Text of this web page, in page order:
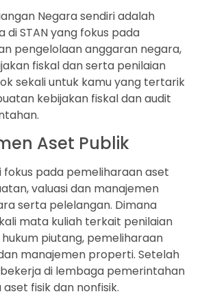
Negara sendiri adalah
di STAN yang fokus pada
pengelolaan anggaran negara,
fiskal dan serta penilaian
sekali untuk kamu yang tertarik
kebijakan fiskal dan audit
Aset Publik
fokus pada pemeliharaan aset
valuasi dan manajemen
serta pelelangan. Dimana
mata kuliah terkait penilaian
piutang, pemeliharaan
manajemen properti. Setelah
bekerja di lembaga pemerintahan
fisik dan nonfisik.